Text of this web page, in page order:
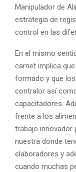
Manipulador de
estrategia de
control en las
En el mismo
carnet implica
formado y que
contralor así
capacitadores.
frente a los
trabajo innovador
nuestra donde
elaboradores y
cuando muchas